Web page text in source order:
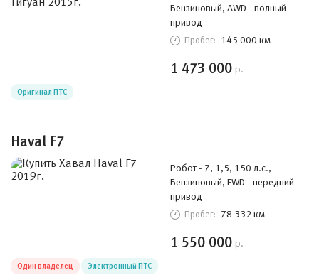
Бензиновый, AWD - полный
привод
Пробег: 145 000 км
1 473 000 р.
Оригинал ПТС
Haval F7
Робот - 7, 1,5, 150 л.с.,
Бензиновый, FWD - передний
привод
Пробег: 78 332 км
1 550 000 р.
Один владелец Электронный ПТС